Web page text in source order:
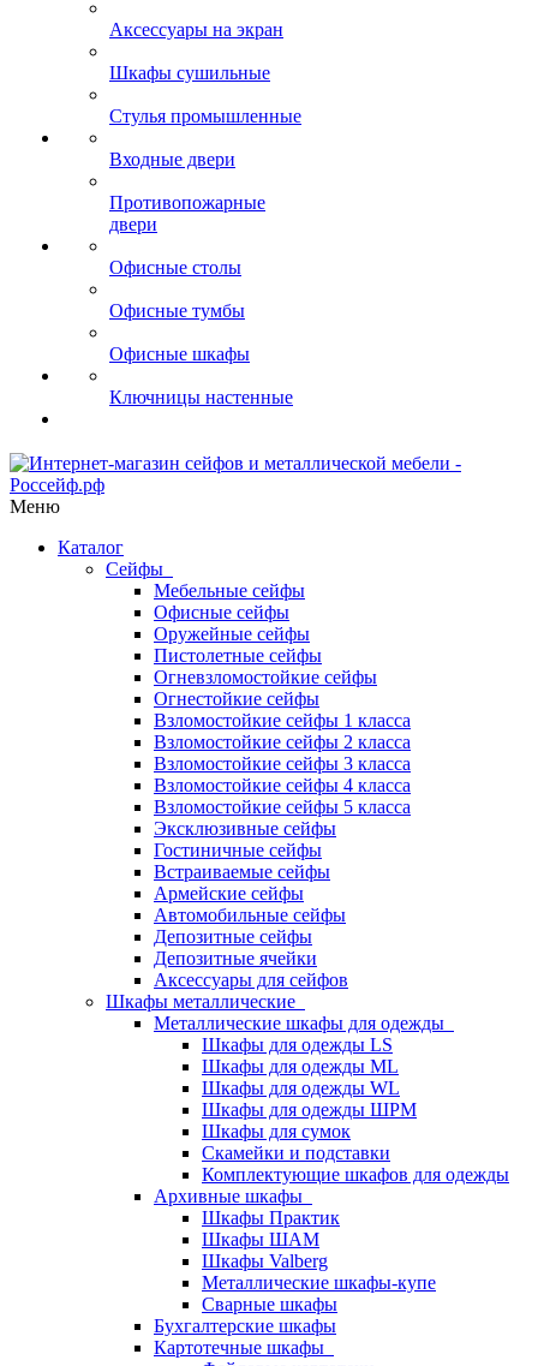
Аксессуары на экран
Шкафы сушильные
Стулья промышленные
Входные двери
Противопожарные
двери
Офисные столы
Офисные тумбы
Офисные шкафы
Ключницы настенные
Меню
Каталог
Сейфы
Мебельные сейфы
Офисные сейфы
Оружейные сейфы
Пистолетные сейфы
Огневзломостойкие сейфы
Огнестойкие сейфы
Взломостойкие сейфы 1 класса
Взломостойкие сейфы 2 класса
Взломостойкие сейфы 3 класса
Взломостойкие сейфы 4 класса
Взломостойкие сейфы 5 класса
Эксклюзивные сейфы
Гостиничные сейфы
Встраиваемые сейфы
Армейские сейфы
Автомобильные сейфы
Депозитные сейфы
Депозитные ячейки
Аксессуары для сейфов
Шкафы металлические
Металлические шкафы для одежды
Шкафы для одежды LS
Шкафы для одежды ML
Шкафы для одежды WL
Шкафы для одежды ШРМ
Шкафы для сумок
Скамейки и подставки
Комплектующие шкафов для одежды
Архивные шкафы
Шкафы Практик
Шкафы ШАМ
Шкафы Valberg
Металлические шкафы-купе
Сварные шкафы
Бухгалтерские шкафы
Картотечные шкафы